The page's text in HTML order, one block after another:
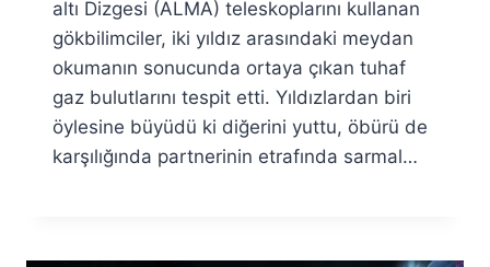
altı Dizgesi (ALMA) teleskoplarını kullanan
gökbilimciler, iki yıldız arasındaki meydan
okumanın sonucunda ortaya çıkan tuhaf
gaz bulutlarını tespit etti. Yıldızlardan biri
öylesine büyüdü ki diğerini yuttu, öbürü de
karşılığında partnerinin etrafında sarmal…